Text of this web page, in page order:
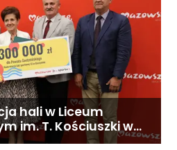
hali w Liceum
im. T. Kościuszki w